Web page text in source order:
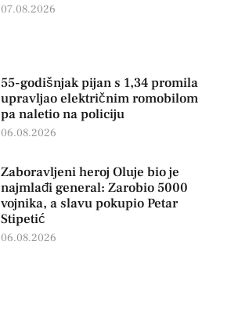
07.08.2026
55-godišnjak pijan s 1,34 promila
upravljao električnim romobilom
pa naletio na policiju
06.08.2026
Zaboravljeni heroj Oluje bio je
najmlađi general: Zarobio 5000
vojnika, a slavu pokupio Petar
Stipetić
06.08.2026